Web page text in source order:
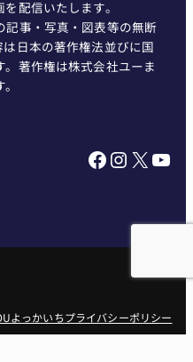
配信いたします。
事・写真・図表等の無断
日本の著作権法並びに国
著作権は株式会社ユーま
Facebook InstagramX YouTube
よっかいちプライバシーポリシー